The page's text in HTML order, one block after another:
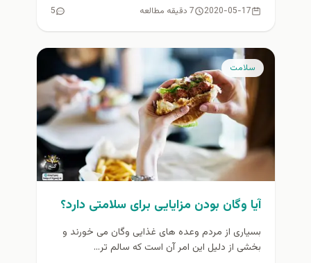
2020-05-17 7 دقیقه مطالعه 5
سلامت
آیا وگان بودن مزایایی برای سلامتی دارد؟
بسیاری از مردم وعده های غذایی وگان می خورند و
بخشی از دلیل این امر آن است که سالم تر...